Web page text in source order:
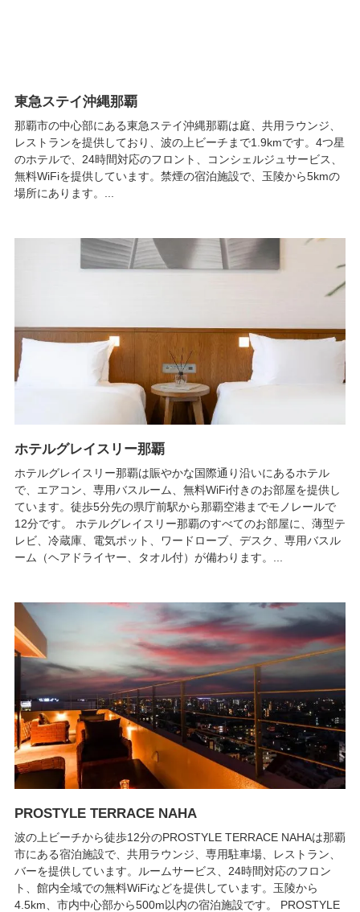
東急ステイ沖縄那覇
那覇市の中心部にある東急ステイ沖縄那覇は庭、共用ラウンジ、
レストランを提供しており、波の上ビーチまで1.9kmです。4つ星
のホテルで、24時間対応のフロント、コンシェルジュサービス、
無料WiFiを提供しています。禁煙の宿泊施設で、玉陵から5kmの
場所にあります。...
ホテルグレイスリー那覇
ホテルグレイスリー那覇は賑やかな国際通り沿いにあるホテル
で、エアコン、専用バスルーム、無料WiFi付きのお部屋を提供し
ています。徒歩5分先の県庁前駅から那覇空港までモノレールで
12分です。 ホテルグレイスリー那覇のすべてのお部屋に、薄型テ
レビ、冷蔵庫、電気ポット、ワードローブ、デスク、専用バスル
ーム（ヘアドライヤー、タオル付）が備わります。...
PROSTYLE TERRACE NAHA
波の上ビーチから徒歩12分のPROSTYLE TERRACE NAHAは那覇
市にある宿泊施設で、共用ラウンジ、専用駐車場、レストラン、
バーを提供しています。ルームサービス、24時間対応のフロン
ト、館内全域での無料WiFiなどを提供しています。玉陵から
4.5km、市内中心部から500m以内の宿泊施設です。 PROSTYLE